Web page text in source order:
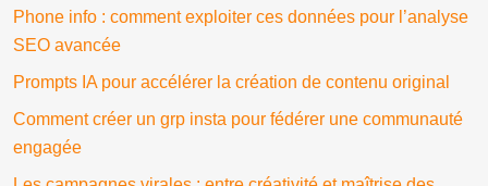
Phone info : comment exploiter ces données pour l’analyse
SEO avancée
Prompts IA pour accélérer la création de contenu original
Comment créer un grp insta pour fédérer une communauté
engagée